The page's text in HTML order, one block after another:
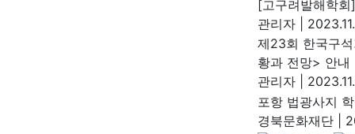
[고구려발해학
관리자
제23회 한국구
황과 전망> 안내
관리자
포항 법광사지
경북문화재단